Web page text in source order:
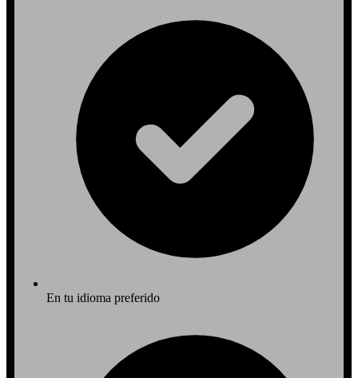
En tu idioma preferido